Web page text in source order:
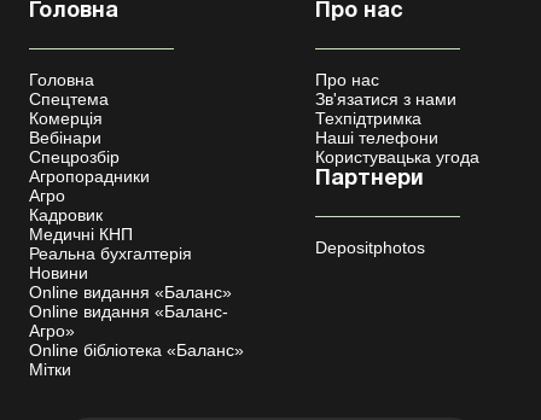
Головна
Головна
Спецтема
Комерція
Вебінари
Спецрозбір
Агропорадники
Агро
Кадровик
Медичні КНП
Реальна бухгалтерія
Новини
Online видання «Баланс»
Online видання «Баланс-
Агро»
Online бібліотека «Баланс»
Мітки
Про нас
Про нас
Зв'язатися з нами
Техпідтримка
Наші телефони
Користувацька угода
Партнери
Depositphotos